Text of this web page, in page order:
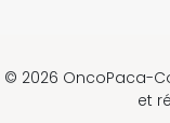
© 2026 OncoPaca-
et